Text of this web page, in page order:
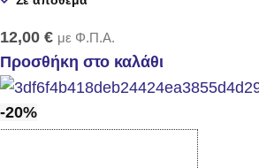
12,00 € με Φ.Π.Α.
Προσθήκη στο καλάθι
-20%